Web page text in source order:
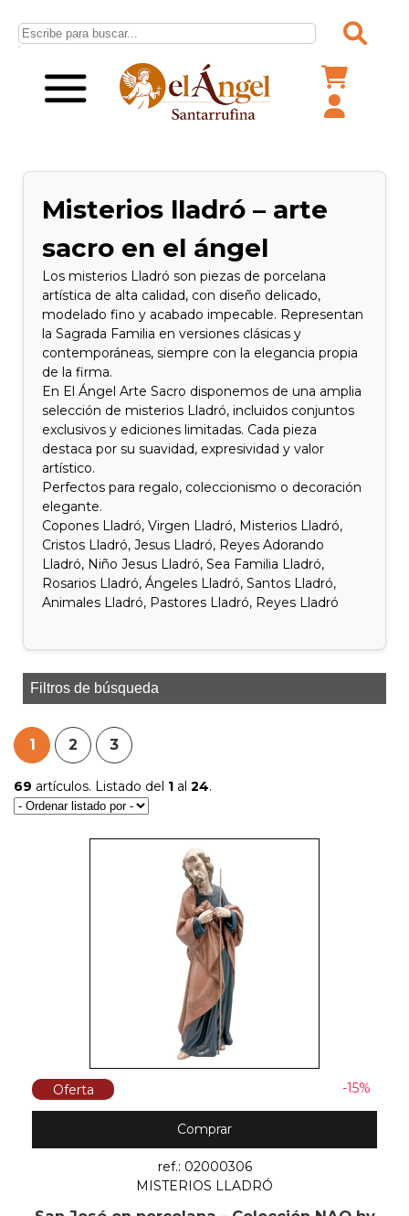
Misterios lladró – arte
sacro en el ángel
Los misterios Lladró son piezas de porcelana
artística de alta calidad, con diseño delicado,
modelado fino y acabado impecable. Representan
la Sagrada Familia en versiones clásicas y
contemporáneas, siempre con la elegancia propia
de la firma.
En El Ángel Arte Sacro disponemos de una amplia
selección de misterios Lladró, incluidos conjuntos
exclusivos y ediciones limitadas. Cada pieza
destaca por su suavidad, expresividad y valor
artístico.
Perfectos para regalo, coleccionismo o decoración
elegante.
Copones Lladró, Virgen Lladró, Misterios Lladró,
Cristos Lladró, Jesus Lladró, Reyes Adorando
Lladró, Niño Jesus Lladró, Sea Familia Lladró,
Rosarios Lladró, Ángeles Lladró, Santos Lladró,
Animales Lladró, Pastores Lladró, Reyes Lladró
Filtros de búsqueda
1 2 3
69 artículos. Listado del 1 al 24.
Oferta -15%
Comprar
ref.: 02000306
MISTERIOS LLADRÓ